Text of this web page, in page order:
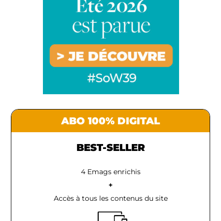
ABO 100% DIGITAL
BEST-SELLER
4 Emags enrichis
+
Accès à tous les contenus du site